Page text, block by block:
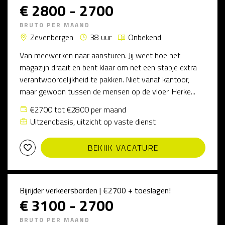
€ 2800 - 2700
BRUTO PER MAAND
Zevenbergen 38 uur
Onbekend
Van meewerken naar aansturen. Jij weet hoe het
magazijn draait en bent klaar om net een stapje extra
verantwoordelijkheid te pakken. Niet vanaf kantoor,
maar gewoon tussen de mensen op de vloer. Herke...
€2700 tot €2800 per maand
Uitzendbasis, uitzicht op vaste dienst
BEKIJK VACATURE
Bijrijder verkeersborden | €2700 + toeslagen!
€ 3100 - 2700
BRUTO PER MAAND